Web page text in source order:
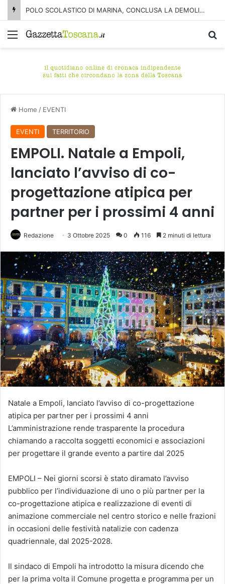
POLO SCOLASTICO DI MARINA, CONCLUSA LA DEMOLIZIONE DELL’ALA NORD-SUD
Menu
Home / EVENTI
EVENTI TERRITORIO
EMPOLI. Natale a Empoli,
lanciato l’avviso di co-
progettazione atipica per
partner per i prossimi 4 anni
Redazione 3 Ottobre 2025 0 116 2 minuti di lettura
Natale a Empoli, lanciato l’avviso di co-progettazione
atipica per partner per i prossimi 4 anni
L’amministrazione rende trasparente la procedura
chiamando a raccolta soggetti economici e associazioni
per progettare il grande evento a partire dal 2025
EMPOLI – Nei giorni scorsi è stato diramato l’avviso
pubblico per l’individuazione di uno o più partner per la
co-progettazione atipica e realizzazione di eventi di
animazione commerciale nel centro storico e nelle frazioni
in occasioni delle festività natalizie con cadenza
quadriennale, dal 2025-2028.
Il sindaco di Empoli ha introdotto la misura dicendo che
per la prima volta il Comune progetta e programma per un